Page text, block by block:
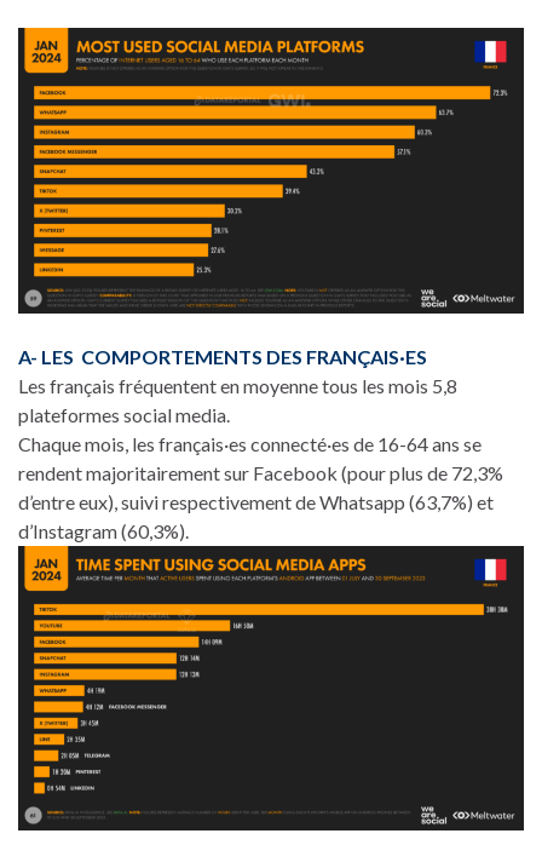
A- LES COMPORTEMENTS DES FRANÇAIS·ES
Les français fréquentent en moyenne tous les mois 5,8
plateformes social media.
Chaque mois, les français·es connecté·es de 16-64 ans se
rendent majoritairement sur Facebook (pour plus de 72,3%
d’entre eux), suivi respectivement de Whatsapp (63,7%) et
d’Instagram (60,3%).